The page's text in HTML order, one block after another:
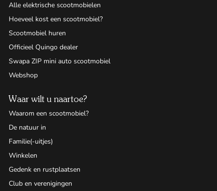
Alle elektrische scootmobielen
Hoeveel kost een scootmobiel?
Scootmobiel huren
Officieel Quingo dealer
Swapa ZIP mini auto scootmobiel
Webshop
Waar wilt u naartoe?
Waarom een scootmobiel?
De natuur in
Familie(-uitjes)
Winkelen
Gedenk en rustplaatsen
Club en verenigingen